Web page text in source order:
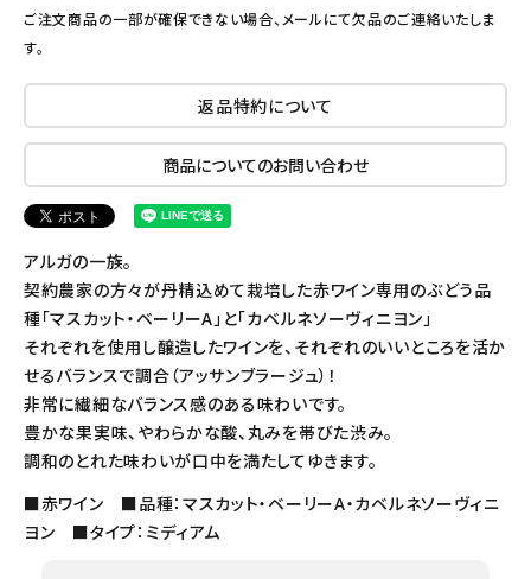
ご注文商品の一部が確保できない場合、メールにて欠品のご連絡いたしま
す。
返品特約について
商品についてのお問い合わせ
アルガの一族。
契約農家の方々が丹精込めて栽培した赤ワイン専用のぶどう品
種「マスカット・ベーリーA」と「カベルネソーヴィニヨン」
それぞれを使用し醸造したワインを、それぞれのいいところを活か
せるバランスで調合（アッサンブラージュ）！
非常に繊細なバランス感のある味わいです。
豊かな果実味、やわらかな酸、丸みを帯びた渋み。
調和のとれた味わいが口中を満たしてゆきます。
■赤ワイン ■品種：マスカット・ベーリーA・カベルネソーヴィニ
ヨン ■タイプ：ミディアム